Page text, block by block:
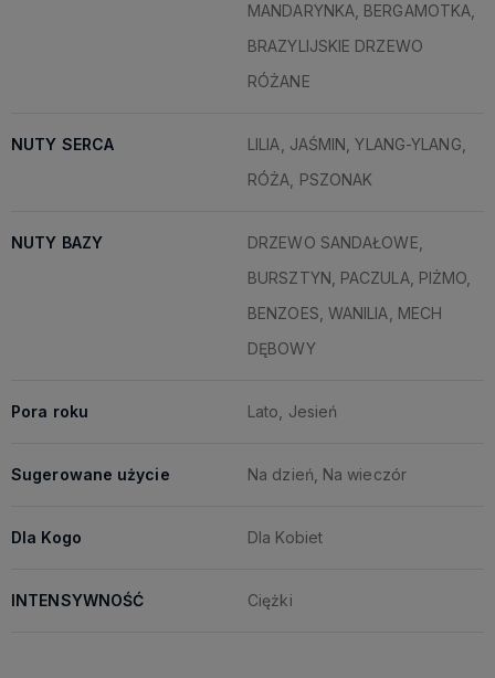
MANDARYNKA, BERGAMOTKA,
BRAZYLIJSKIE DRZEWO
RÓŻANE
NUTY SERCA
LILIA, JAŚMIN, YLANG-YLANG,
RÓŻA, PSZONAK
NUTY BAZY
DRZEWO SANDAŁOWE,
BURSZTYN, PACZULA, PIŻMO,
BENZOES, WANILIA, MECH
DĘBOWY
Pora roku Lato, Jesień
Sugerowane użycie Na dzień, Na wieczór
Dla Kogo Dla Kobiet
INTENSYWNOŚĆ Ciężki